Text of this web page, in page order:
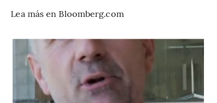
Lea más en Bloomberg.com